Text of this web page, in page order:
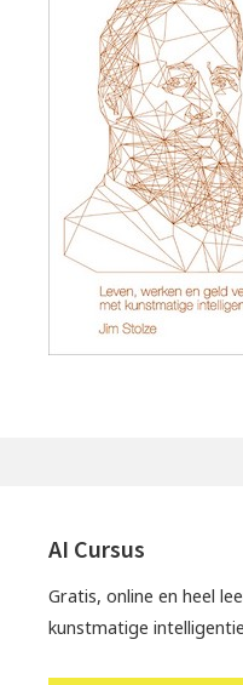
AI Cursus
Gratis, online en heel
kunstmatige